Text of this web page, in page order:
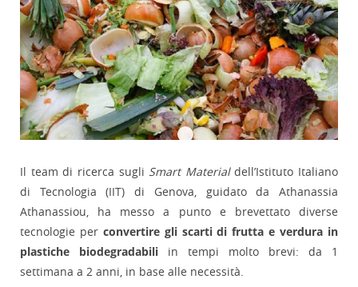
Il team di ricerca sugli Smart Materialdell’Istituto Italiano
di Tecnologia (IIT) di Genova, guidato da Athanassia
Athanassiou, ha messo a punto e brevettato diverse
tecnologie per convertire gli scarti di frutta e verdura in
plastiche biodegradabili in tempi molto brevi: da 1
settimana a 2 anni, in base alle necessità.